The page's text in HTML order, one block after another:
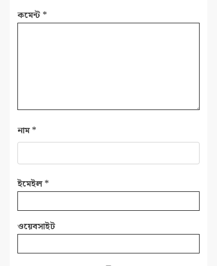
কমেন্ট *
নাম*
ইমেইল*
ওয়েবসাইট